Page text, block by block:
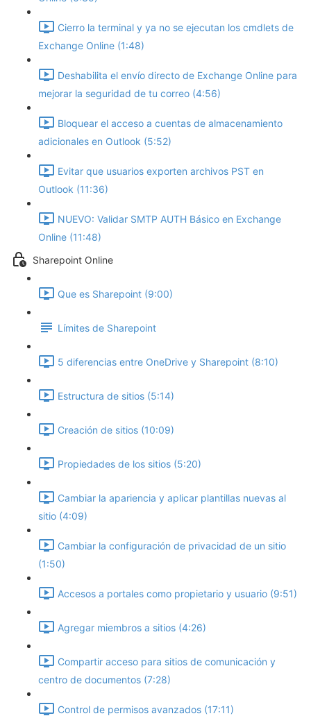
Cierro la terminal y ya no se ejecutan los cmdlets de
Exchange Online (1:48)
Deshabilita el envío directo de Exchange Online para
mejorar la seguridad de tu correo (4:56)
Bloquear el acceso a cuentas de almacenamiento
adicionales en Outlook (5:52)
Evitar que usuarios exporten archivos PST en
Outlook (11:36)
NUEVO: Validar SMTP AUTH Básico en Exchange
Online (11:48)
Sharepoint Online
Que es Sharepoint (9:00)
Límites de Sharepoint
5 diferencias entre OneDrive y Sharepoint (8:10)
Estructura de sitios (5:14)
Creación de sitios (10:09)
Propiedades de los sitios (5:20)
Cambiar la apariencia y aplicar plantillas nuevas al
sitio (4:09)
Cambiar la configuración de privacidad de un sitio
(1:50)
Accesos a portales como propietario y usuario (9:51)
Agregar miembros a sitios (4:26)
Compartir acceso para sitios de comunicación y
centro de documentos (7:28)
Control de permisos avanzados (17:11)